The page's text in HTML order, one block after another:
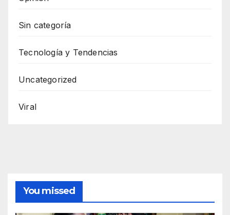
Sin categoría
Tecnología y Tendencias
Uncategorized
Viral
You missed